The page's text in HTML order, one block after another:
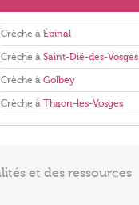
Crèche à Épinal
Crèche à Saint-Dié-des-Vosges
Crèche à Golbey
Crèche à Thaon-les-Vosges
et des ressources